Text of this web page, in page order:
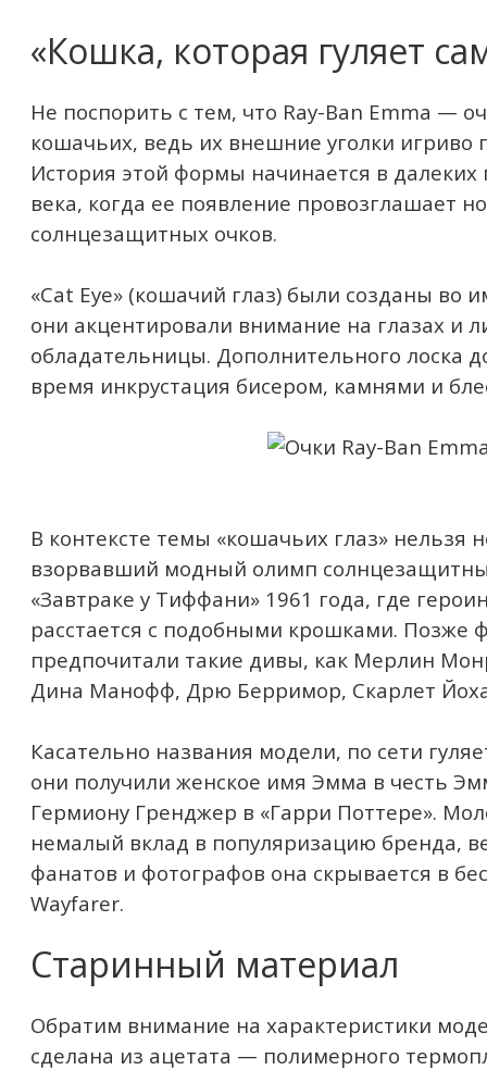
«Кошка, которая гуляет
Не поспорить с тем, что Ray-Ban Emma —
кошачьих, ведь их внешние уголки игриво
История этой формы начинается в далеких
века, когда ее появление провозглашает
солнцезащитных очков.
«Cat Eye» (кошачий глаз) были созданы во
они акцентировали внимание на глазах и
обладательницы. Дополнительного лоска
время инкрустация бисером, камнями и
В контексте темы «кошачьих глаз» нельзя
взорвавший модный олимп
«Завтраке у Тиффани» 1961 года, где
расстается с подобными крошками. Позже
предпочитали такие дивы, как Мерлин
Дина Манофф, Дрю Берримор, Скарлет
Касательно названия модели, по сети
они получили женское имя Эмма в честь
Гермиону Гренджер в «Гарри Поттере».
немалый вклад в популяризацию бренда,
фанатов и фотографов она скрывается в
Wayfarer.
Старинный материал
Обратим внимание на характеристики
сделана из ацетата — полимерного